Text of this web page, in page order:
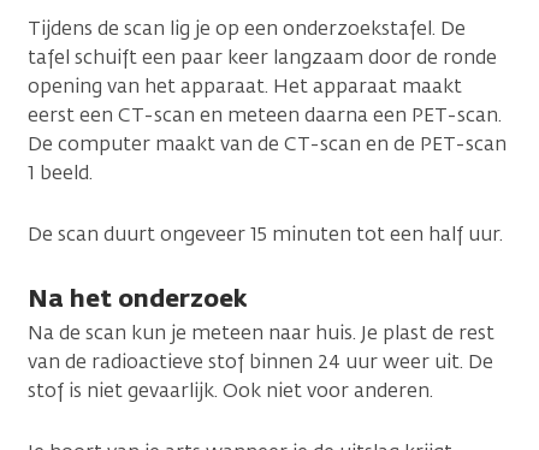
Tijdens de scan lig je op een onderzoekstafel. De
tafel schuift een paar keer langzaam door de ronde
opening van het apparaat. Het apparaat maakt
eerst een CT-scan en meteen daarna een PET-scan.
De computer maakt van de CT-scan en de PET-scan
1 beeld.
De scan duurt ongeveer 15 minuten tot een half uur.
Na het onderzoek
Na de scan kun je meteen naar huis. Je plast de rest
van de radioactieve stof binnen 24 uur weer uit. De
stof is niet gevaarlijk. Ook niet voor anderen.